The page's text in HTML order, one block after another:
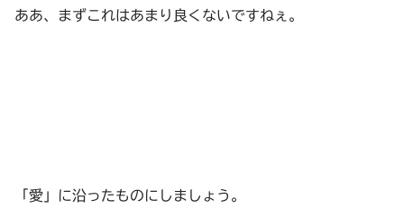
ああ、まずこれはあまり良くないですねぇ。
「愛」に沿ったものにしましょう。